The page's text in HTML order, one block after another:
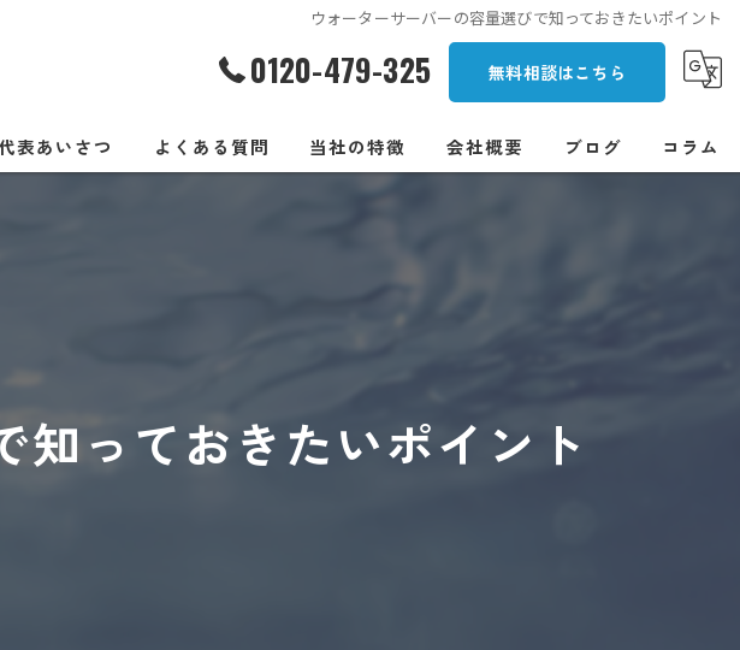
ウォーターサーバーの容量選びで知っておきたいポイント
0120-479-325 無料相談はこちら
表あいさつ よくある質問 当社の特徴
卓上
会社概要 ブログ コラム
知っておきたいポイント